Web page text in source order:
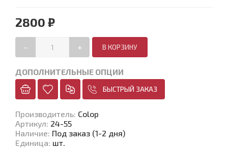
2800 ₽
- +
ДОПОЛНИТЕЛЬНЫЕ ОПЦИИ
БЫСТРЫЙ ЗАКАЗ
Производитель: Colop
Артикул: 24-55
Наличие: Под заказ (1-2 дня)
Единица: шт.